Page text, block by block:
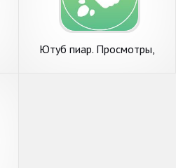
Ютуб пиар. Просмотры,